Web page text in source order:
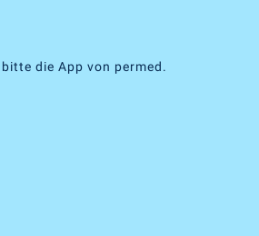
die App von permed.